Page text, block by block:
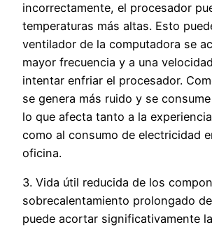
incorrectamente, el procesador
temperaturas más altas. Esto
ventilador de la computadora se
mayor frecuencia y a una
intentar enfriar el procesador.
se genera más ruido y se
lo que afecta tanto a la
como al consumo de electricidad
oficina.
3. Vida útil reducida de los
sobrecalentamiento prolongado
puede acortar significativamente